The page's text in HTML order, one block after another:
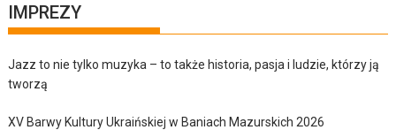
IMPREZY
Jazz to nie tylko muzyka – to także historia, pasja i ludzie, którzy ją
tworzą
XV Barwy Kultury Ukraińskiej w Baniach Mazurskich 2026